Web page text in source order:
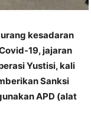
kesadaran
19, jajaran
Yustisi, kali
Sanksi
APD (alat